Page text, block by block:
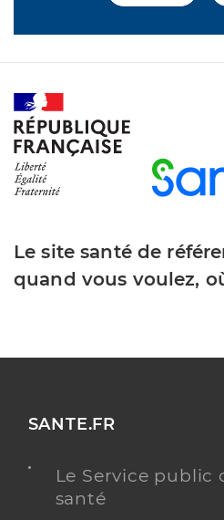
Le site santé de
quand vous voulez,
SANTE.FR
Le Service
santé